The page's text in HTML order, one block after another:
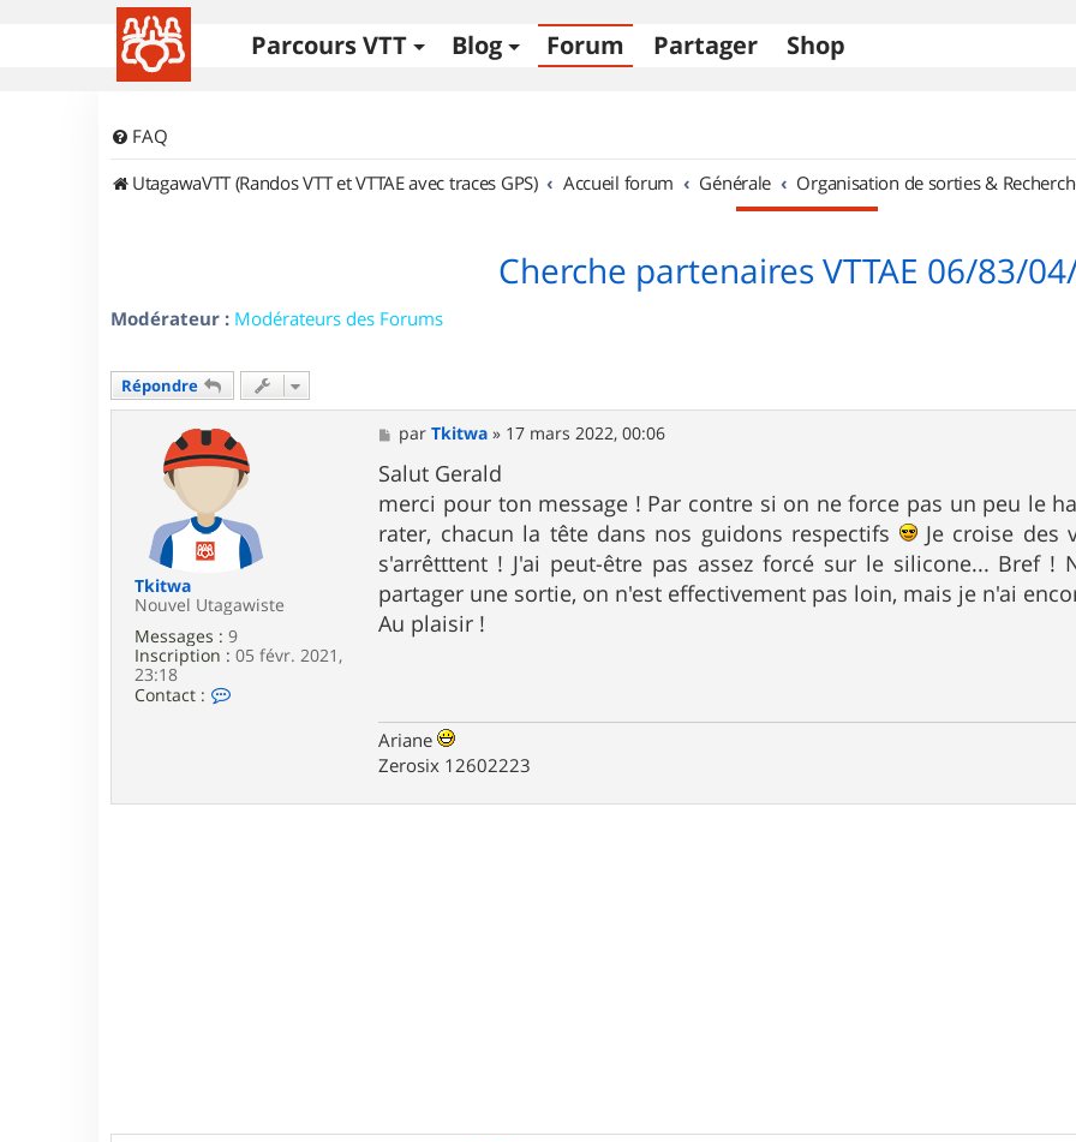
Parcours VTT Blog Forum Partager Shop
FAQ
UtagawaVTT (Randos VTT et VTTAE avec traces GPS)
Accueil forum Générale Organisation de sorties &
Cherche partenaires VTTAE 06/83/
Modérateur : Modérateurs des Forums
Répondre
Tkitwa
Nouvel Utagawiste
Messages : 9
Inscription : 05 févr. 2021,
23:18
Contact :
t
M
e
s
s
a
g
e
parTkitwa » 17 mars 2022, 00:06
Salut Gerald
merci pour ton message ! Par contre si on ne force pas un peu le
rater, chacun la tête dans nos guidons respectifs
Je croise des
s'arrêtttent ! J'ai peut-être pas assez forcé sur le silicone... Bref
partager une sortie, on n'est effectivement pas loin, mais je n'ai
Au plaisir !
Ariane
Zerosix 12602223